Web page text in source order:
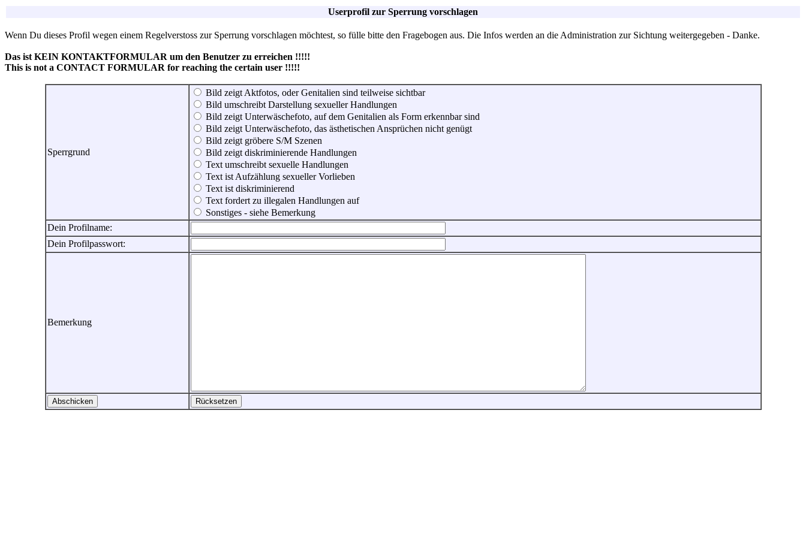
Userprofil zur Sperrung vorschlagen
Wenn Du dieses Profil wegen einem Regelverstoss zur Sperrung vorschlagen möchtest, so fülle bitte den Fragebogen aus. Die Infos werden an die Administration zur Sichtung weitergegeben - Danke.
Das ist KEIN KONTAKTFORMULAR um den Benutzer zu erreichen !!!!!
This is not a CONTACT FORMULAR for reaching the certain user !!!!!
Sperrgrund
Bild zeigt Aktfotos, oder Genitalien sind teilweise sichtbar
Bild umschreibt Darstellung sexueller Handlungen
Bild zeigt Unterwäschefoto, auf dem Genitalien als Form erkennbar sind
Bild zeigt Unterwäschefoto, das ästhetischen Ansprüchen nicht genügt
Bild zeigt gröbere S/M Szenen
Bild zeigt diskriminierende Handlungen
Text umschreibt sexuelle Handlungen
Text ist Aufzählung sexueller Vorlieben
Text ist diskriminierend
Text fordert zu illegalen Handlungen auf
Sonstiges - siehe Bemerkung
Dein Profilname:
Dein Profilpasswort:
Bemerkung